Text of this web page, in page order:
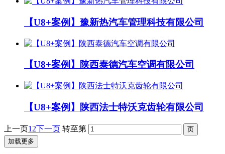
【U8+案例】豫新热汽车管理科技有限公司
【U8+案例】陕西泰德汽车空调有限公司
【U8+案例】陕西法士特沃克齿轮有限公司
上一页1 2下一页 转至第
加载更多